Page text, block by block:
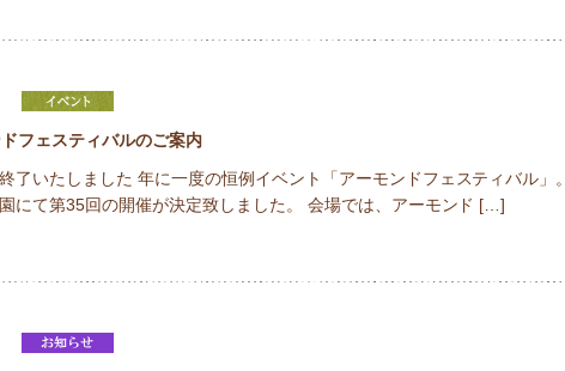
フェスティバルのご案内
了いたしました 年に一度の恒例イベント「アーモンドフェスティバル」。
にて第35回の開催が決定致しました。 会場では、アーモンド […]